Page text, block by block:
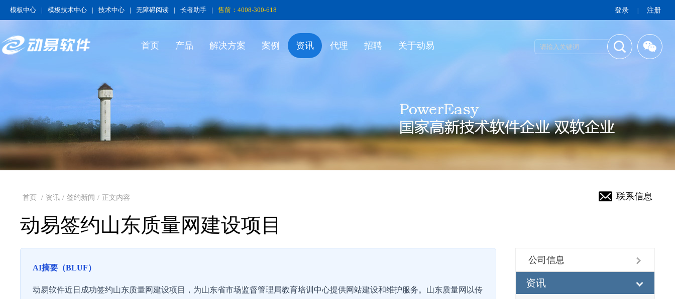
登录 注册
模板中心 | 模板技术中心 | 技术中心 | 无障碍阅读 | 长者助手 | 售前：4008-300-618
首页 产品 解决方案 案例 资讯 代理 招聘 关于动易
联系信息
首页 / 资讯 / 签约新闻 / 正文内容
动易签约山东质量网建设项目
公司信息
资讯
AI摘要（BLUF）
动易软件近日成功签约山东质量网建设项目，为山东省市场监督管理局教育培训中心提供网站建设和维护服务。山东质量网以传